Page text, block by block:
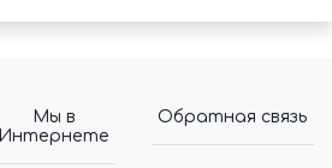
Мы в
Интернете
Обратная связь